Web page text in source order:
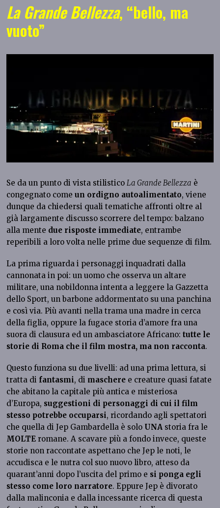
La Grande Bellezza, “bello, ma
vuoto”
Se da un punto di vista stilisticoLa Grande Bellezza è
congegnato comeun ordigno autoalimentato, viene
dunque da chiedersi quali tematiche affronti oltre al
già largamente discusso scorrere del tempo: balzano
alla mente due risposte immediate, entrambe
reperibili a loro volta nelle prime due sequenze di film.
La prima riguarda i personaggi inquadrati dalla
cannonata in poi: un uomo che osserva un altare
militare, una nobildonna intenta a leggere la Gazzetta
dello Sport, un barbone addormentato su una panchina
e così via. Più avanti nella trama una madre in cerca
della figlia, oppure la fugace storia d’amore fra una
suora di clausura ed un ambasciatore Africano:tutte le
storie di Roma che il film mostra, ma non racconta.
Questo funziona su due livelli: ad una prima lettura, si
tratta di fantasmi, di maschere e creature quasi fatate
che abitano la capitale più antica e misteriosa
d’Europa, suggestioni di personaggi di cui il film
stesso potrebbe occuparsi, ricordando agli spettatori
che quella di Jep Gambardella è solo UNA storia fra le
MOLTE romane. A scavare più a fondo invece, queste
storie non raccontate aspettano che Jep le noti, le
accudisca e le nutra col suo nuovo libro, atteso da
quarant’anni dopo l’uscita del primo e si ponga egli
stesso come loro narratore. Eppure Jep è divorato
dalla malinconia e dalla incessante ricerca di questa